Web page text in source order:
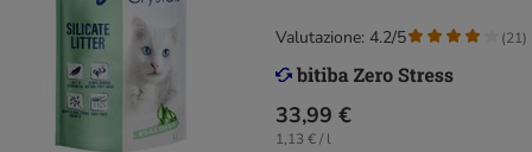
33,99 €
1,13 € / l
Valutazione: 4.2/5 (21)